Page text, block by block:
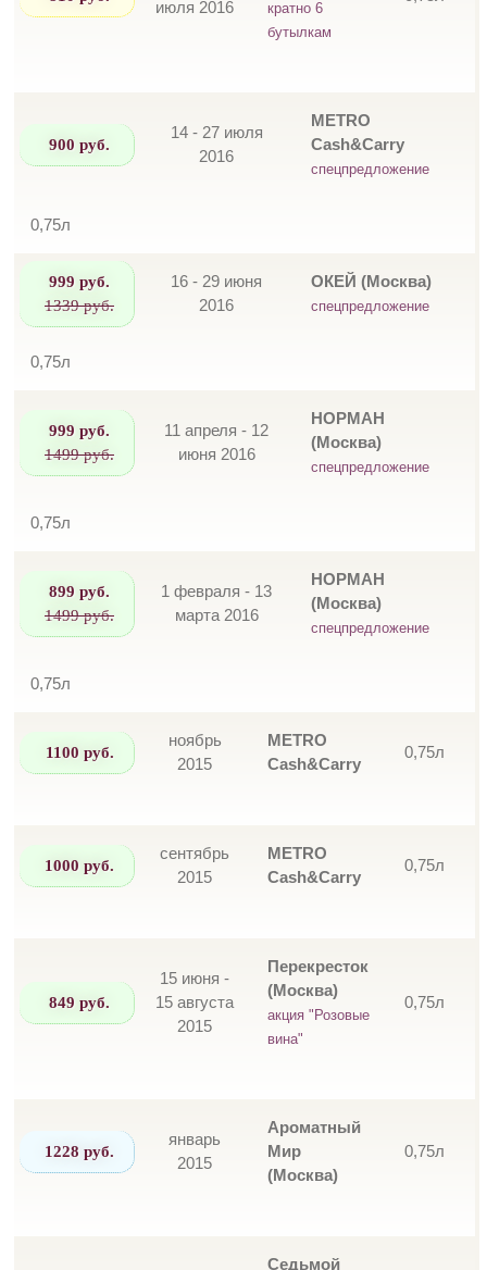
июля 2016
кратно 6
бутылкам
900 руб.
14 - 27 июля
2016
METRO
Cash&Carry
спецпредложение
0,75л
999 руб.
1339 руб.
16 - 29 июня
2016
ОКЕЙ (Москва)
спецпредложение
0,75л
999 руб.
1499 руб.
11 апреля - 12
июня 2016
НОРМАН
(Москва)
спецпредложение
0,75л
899 руб.
1499 руб.
1 февраля - 13
марта 2016
НОРМАН
(Москва)
спецпредложение
0,75л
1100 руб.
ноябрь
2015
METRO
Cash&Carry
0,75л
1000 руб.
сентябрь
2015
METRO
Cash&Carry
0,75л
849 руб.
15 июня -
15 августа
2015
Перекресток
(Москва)
акция "Розовые
вина"
0,75л
1228 руб.
январь
2015
Ароматный
Мир
(Москва)
0,75л
Седьмой